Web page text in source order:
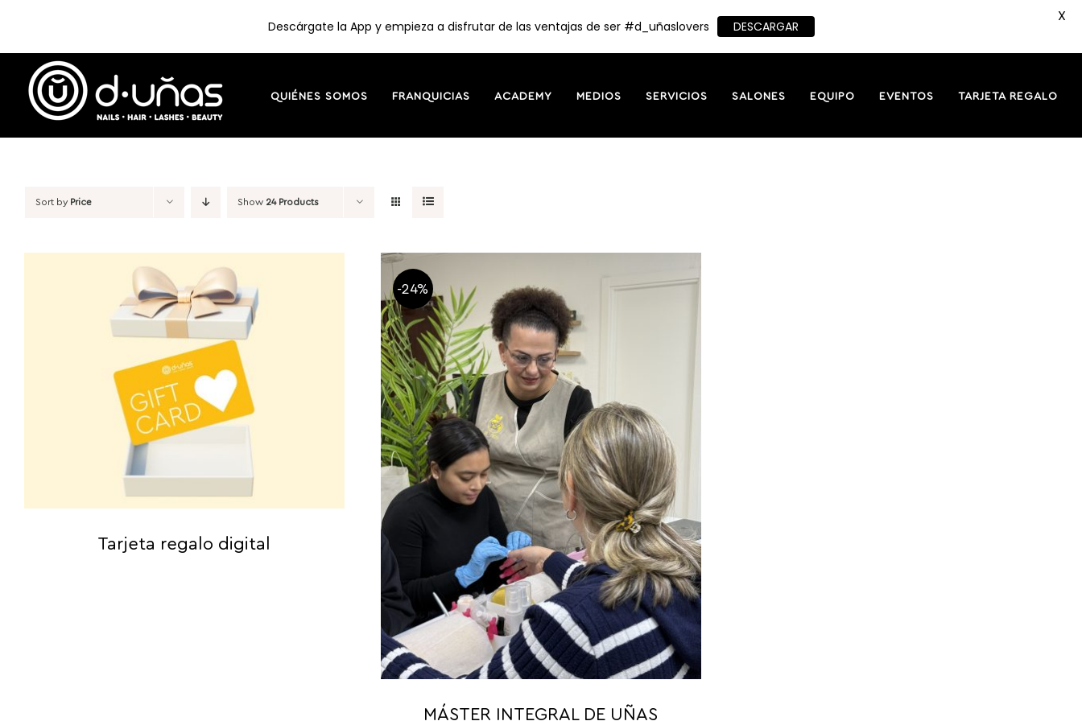
content
QUIÉNES SOMOS FRANQUICIAS ACADEMY MEDIOS SERVICIOS SALONES EQUIPO EVENTOS TARJETA REGALO
Sort by Price Show 24 Products
Tarjeta regalo digital
-24%
MÁSTER INTEGRAL DE UÑAS
Descárgate la App y empieza a disfrutar de las ventajas de ser #d_uñaslovers DESCARGAR
X